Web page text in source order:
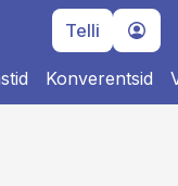
Telli
Konverentsid